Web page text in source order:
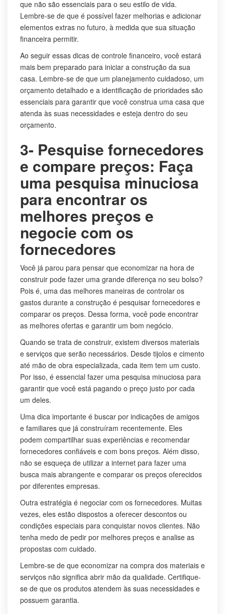
que não são essenciais para o seu estilo de vida.
Lembre-se de que é possível fazer melhorias e adicionar
elementos extras no futuro, à medida que sua situação
financeira permitir.
Ao seguir essas dicas de controle financeiro, você estará
mais bem preparado para iniciar a construção da sua
casa. Lembre-se de que um planejamento cuidadoso, um
orçamento detalhado e a identificação de prioridades são
essenciais para garantir que você construa uma casa que
atenda às suas necessidades e esteja dentro do seu
orçamento.
3- Pesquise fornecedores
e compare preços: Faça
uma pesquisa minuciosa
para encontrar os
melhores preços e
negocie com os
fornecedores
Você já parou para pensar que economizar na hora de
construir pode fazer uma grande diferença no seu bolso?
Pois é, uma das melhores maneiras de controlar os
gastos durante a construção é pesquisar fornecedores e
comparar os preços. Dessa forma, você pode encontrar
as melhores ofertas e garantir um bom negócio.
Quando se trata de construir, existem diversos materiais
e serviços que serão necessários. Desde tijolos e cimento
até mão de obra especializada, cada item tem um custo.
Por isso, é essencial fazer uma pesquisa minuciosa para
garantir que você está pagando o preço justo por cada
um deles.
Uma dica importante é buscar por indicações de amigos
e familiares que já construíram recentemente. Eles
podem compartilhar suas experiências e recomendar
fornecedores confiáveis e com bons preços. Além disso,
não se esqueça de utilizar a internet para fazer uma
busca mais abrangente e comparar os preços oferecidos
por diferentes empresas.
Outra estratégia é negociar com os fornecedores. Muitas
vezes, eles estão dispostos a oferecer descontos ou
condições especiais para conquistar novos clientes. Não
tenha medo de pedir por melhores preços e analise as
propostas com cuidado.
Lembre-se de que economizar na compra dos materiais e
serviços não significa abrir mão da qualidade. Certifique-
se de que os produtos atendem às suas necessidades e
possuem garantia.